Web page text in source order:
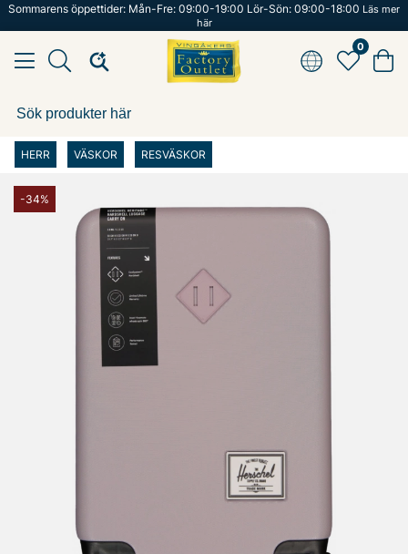
Sommarens öppettider: Mån-Fre: 09:00-19:00 Lör-Sön: 09:00-18:00 Läs mer
här
0
HERR VÄSKOR RESVÄSKOR
-34%